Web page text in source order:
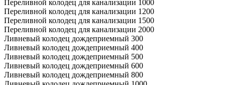
Переливной колодец для канализации 1000
Переливной колодец для канализации 1200
Переливной колодец для канализации 1500
Переливной колодец для канализации 2000
Ливневый колодец дождеприемный 300
Ливневый колодец дождеприемный 400
Ливневый колодец дождеприемный 500
Ливневый колодец дождеприемный 600
Ливневый колодец дождеприемный 800